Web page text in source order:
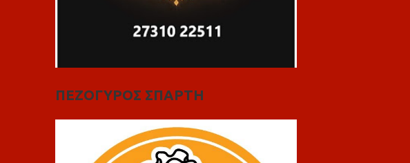
ΠΕΖΟΓΥΡΟΣ ΣΠΑΡΤΗ